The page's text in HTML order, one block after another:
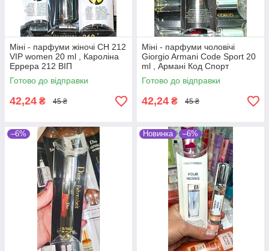
Міні - парфуми жіночі CH 212
VIP women 20 ml , Кароліна
Еррера 212 ВІП
Готово до відправки
42,24 ₴ 45 ₴
Міні - парфуми чоловічі
Giorgio Armani Code Sport 20
ml , Армані Код Спорт
Готово до відправки
42,24 ₴ 45 ₴
–6% Новинка –6%